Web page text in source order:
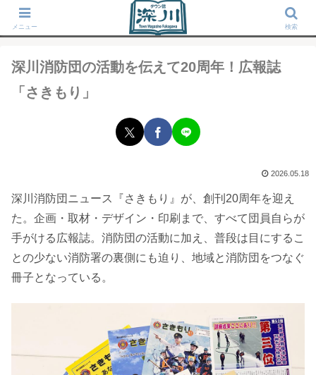
タウン誌「深川」が運営する東京深川の地域情報サイト
深川消防団の活動を伝えて20周年！広報誌
「さきもり」
2026.05.18
深川消防団ニュース『さきもり』が、創刊20周年を迎え
た。企画・取材・デザイン・印刷まで、すべて団員自らが
手がける広報誌。消防団の活動に加え、普段は目にするこ
との少ない消防署の裏側にも迫り、地域と消防団をつなぐ
冊子となっている。
メニュー 検索